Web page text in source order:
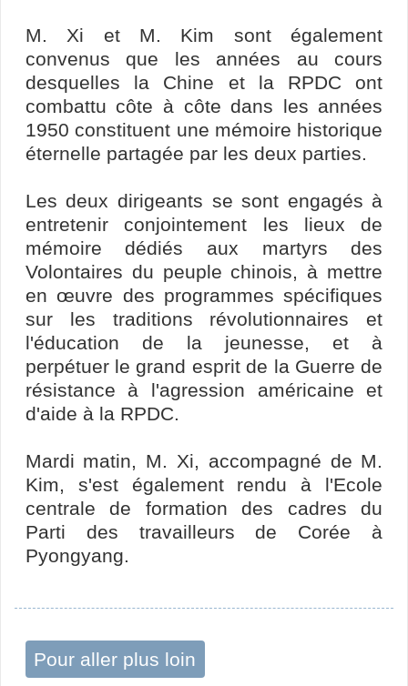
M. Xi et M. Kim sont également
convenus que les années au cours
desquelles la Chine et la RPDC ont
combattu côte à côte dans les années
1950 constituent une mémoire historique
éternelle partagée par les deux parties.
Les deux dirigeants se sont engagés à
entretenir conjointement les lieux de
mémoire dédiés aux martyrs des
Volontaires du peuple chinois, à mettre
en œuvre des programmes spécifiques
sur les traditions révolutionnaires et
l'éducation de la jeunesse, et à
perpétuer le grand esprit de la Guerre de
résistance à l'agression américaine et
d'aide à la RPDC.
Mardi matin, M. Xi, accompagné de M.
Kim, s'est également rendu à l'Ecole
centrale de formation des cadres du
Parti des travailleurs de Corée à
Pyongyang.
Pour aller plus loin